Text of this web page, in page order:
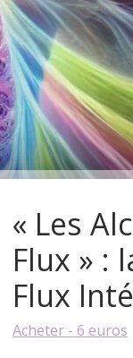
« Les
Flux » :
Flux
Acheter - 6 euros